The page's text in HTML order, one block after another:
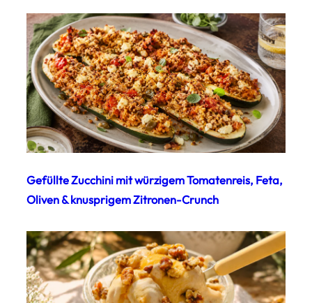
Gefüllte Zucchini mit würzigem Tomatenreis, Feta,
Oliven & knusprigem Zitronen-Crunch